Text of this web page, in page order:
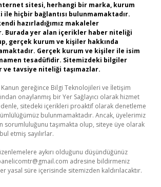
sitesi, herhangi bir marka, kurum
ile hiçbir bağlantısı bulunmamaktadır.
hazırladığımız makaleler
Burada yer alan içerikler haber niteliği
gerçek kurum ve kişiler hakkında
Gerçek kurum ve kişiler ile isim
tesadüfidir. Sitemizdeki bilgiler
tavsiye niteliği taşımazlar.
Kanun gereğince Bilgi Teknolojileri ve İletişim
onaylanmış bir Yer Sağlayıcı olarak hizmet
sitedeki içerikleri proaktif olarak denetleme
bulunmamaktadır. Ancak, üyelerimiz
sorumluluğunu taşımakta olup, siteye üye olarak
etmiş sayılırlar.
aykırı olduğunu düşündüğünüz
adresine bildirmeniz
yasal süre içerisinde sitemizden kaldırılacaktır.